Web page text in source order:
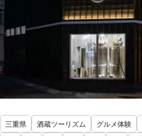
三重県 酒蔵ツーリズム グルメ体験